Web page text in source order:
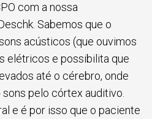
com a nossa
Sabemos que o
acústicos (que ouvimos
elétricos e possibilita que
até o cérebro, onde
pelo córtex auditivo.
e é por isso que o paciente